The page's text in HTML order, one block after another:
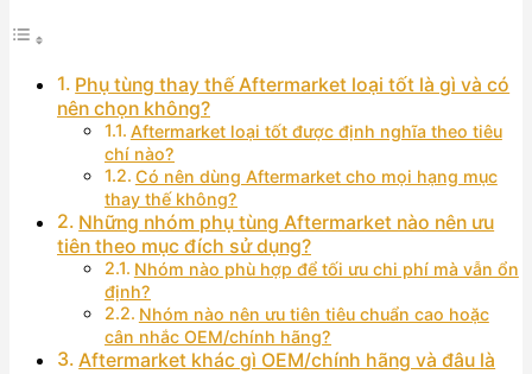
Phụ tùng thay thế Aftermarket loại tốt là gì và có
nên chọn không?
Aftermarket loại tốt được định nghĩa theo tiêu
chí nào?
Có nên dùng Aftermarket cho mọi hạng mục
thay thế không?
Những nhóm phụ tùng Aftermarket nào nên ưu
tiên theo mục đích sử dụng?
Nhóm nào phù hợp để tối ưu chi phí mà vẫn ổn
định?
Nhóm nào nên ưu tiên tiêu chuẩn cao hoặc
cân nhắc OEM/chính hãng?
Aftermarket khác gì OEM/chính hãng và đâu là